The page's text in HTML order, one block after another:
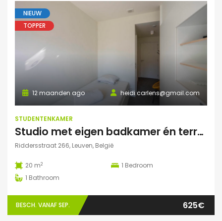
NIEUW
TOPPER
heidi.carlens@gmail.com
12 maanden ago
STUDENTENKAMER
Studio met eigen badkamer én terrasje
Riddersstraat 266, Leuven, België
20 m2 1 Bedroom
1 Bathroom
BESCH. VANAF SEP. 625€